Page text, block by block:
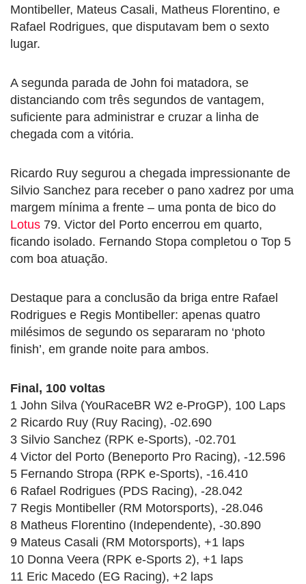
Montibeller, Mateus Casali, Matheus Florentino, e
Rafael Rodrigues, que disputavam bem o sexto
lugar.
A segunda parada de John foi matadora, se
distanciando com três segundos de vantagem,
suficiente para administrar e cruzar a linha de
chegada com a vitória.
Ricardo Ruy segurou a chegada impressionante de
Silvio Sanchez para receber o pano xadrez por uma
margem mínima a frente – uma ponta de bico do
Lotus 79. Victor del Porto encerrou em quarto,
ficando isolado. Fernando Stopa completou o Top 5
com boa atuação.
Destaque para a conclusão da briga entre Rafael
Rodrigues e Regis Montibeller: apenas quatro
milésimos de segundo os separaram no ‘photo
finish’, em grande noite para ambos.
Final, 100 voltas
1 John Silva (YouRaceBR W2 e-ProGP), 100 Laps
2 Ricardo Ruy (Ruy Racing), -02.690
3 Silvio Sanchez (RPK e-Sports), -02.701
4 Victor del Porto (Beneporto Pro Racing), -12.596
5 Fernando Stropa (RPK e-Sports), -16.410
6 Rafael Rodrigues (PDS Racing), -28.042
7 Regis Montibeller (RM Motorsports), -28.046
8 Matheus Florentino (Independente), -30.890
9 Mateus Casali (RM Motorsports), +1 laps
10 Donna Veera (RPK e-Sports 2), +1 laps
11 Eric Macedo (EG Racing), +2 laps